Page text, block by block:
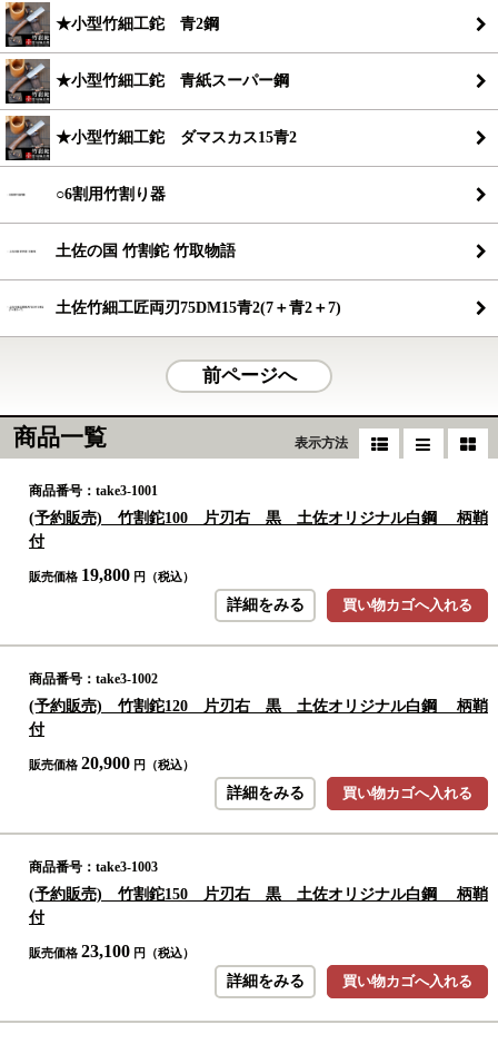
★小型竹細工鉈 青2鋼
★小型竹細工鉈 青紙スーパー鋼
★小型竹細工鉈 ダマスカス15青2
○6割用竹割り器
土佐の国 竹割鉈 竹取物語
土佐竹細工匠両刃75DM15青2(7＋青2＋7)
前ページへ
商品一覧 表示方法
商品番号：take3-1001
(予約販売) 竹割鉈100 片刃右 黒 土佐オリジナル白鋼 柄鞘
付
販売価格 19,800 円（税込）
買い物カゴへ入れる
詳細をみる
商品番号：take3-1002
(予約販売) 竹割鉈120 片刃右 黒 土佐オリジナル白鋼 柄鞘
付
販売価格 20,900 円（税込）
買い物カゴへ入れる
詳細をみる
商品番号：take3-1003
(予約販売) 竹割鉈150 片刃右 黒 土佐オリジナル白鋼 柄鞘
付
販売価格 23,100 円（税込）
買い物カゴへ入れる
詳細をみる